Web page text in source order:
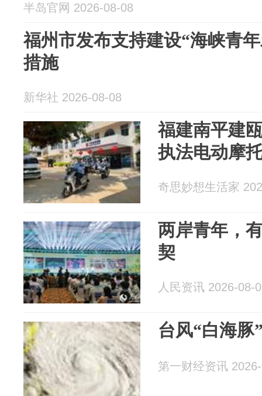
半岛官网 2026-08-08
福州市发布支持建设“海峡青
措施
新华社 2026-08-08
福建南平建
执法电动摩
奇思妙想生活家
两岸青年，
契
人民资讯 2026-08-
台风“白海豚
第一财经资讯